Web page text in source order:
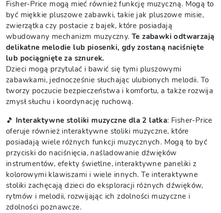
Fisher-Price mogą mieć również funkcję muzyczną. Mogą to
być miękkie pluszowe zabawki, takie jak pluszowe misie,
zwierzątka czy postacie z bajek, które posiadają
wbudowany mechanizm muzyczny. Te zabawki odtwarzają
delikatne melodie lub piosenki, gdy zostaną naciśnięte
lub pociągnięte za sznurek.
Dzieci mogą przytulać i bawić się tymi pluszowymi
zabawkami, jednocześnie słuchając ulubionych melodii. To
tworzy poczucie bezpieczeństwa i komfortu, a także rozwija
zmysł słuchu i koordynację ruchową.
🎵 Interaktywne stoliki muzyczne dla 2 latka: Fisher-Price
oferuje również interaktywne stoliki muzyczne, które
posiadają wiele różnych funkcji muzycznych. Mogą to być
przyciski do naciśnięcia, naśladowanie dźwięków
instrumentów, efekty świetlne, interaktywne paneliki z
kolorowymi klawiszami i wiele innych. Te interaktywne
stoliki zachęcają dzieci do eksploracji różnych dźwięków,
rytmów i melodii, rozwijając ich zdolności muzyczne i
zdolności poznawcze.